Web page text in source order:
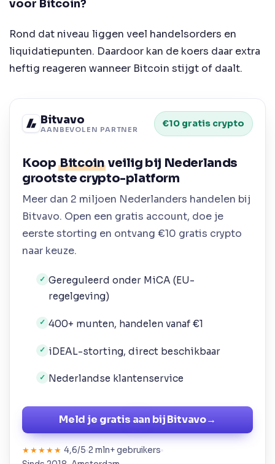
voor Bitcoin?
Rond dat niveau liggen veel handelsorders en
liquidatiepunten. Daardoor kan de koers daar extra
heftig reageren wanneer Bitcoin stijgt of daalt.
Bitvavo
AANBEVOLEN PARTNER
€10 gratis crypto
KoopBitcoin veilig bij Nederlands
grootste crypto-platform
Meer dan 2 miljoen Nederlanders handelen bij
Bitvavo. Open een gratis account, doe je
eerste storting en ontvang €10 gratis crypto
naar keuze.
✓ Gereguleerd onder MiCA (EU-
regelgeving)
✓ 400+ munten, handelen vanaf €1
✓ iDEAL-storting, direct beschikbaar
✓ Nederlandse klantenservice
Meld je gratis aan bij Bitvavo→
★★★★★ 4,6/5 2 mln+ gebruikers